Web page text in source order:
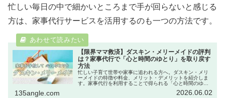
忙しい毎日の中で細かいところまで手が回らないと感じる
方は、家事代行サービスを活用するのも一つの方法です。
【限界ママ救済】ダスキン・メリーメイドの評判
は？家事代行で「心と時間のゆとり」を取り戻す
方法
忙しい子育て世帯や家事に追われる方へ。ダスキン・メリ
ーメイドの特徴や料金、メリット・デメリットを紹介しま
す。家事代行を利用することで得られる「心と時間のゆと
135angle.com 2026.06.02